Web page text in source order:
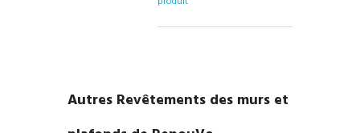
Autres Revêtements des murs et